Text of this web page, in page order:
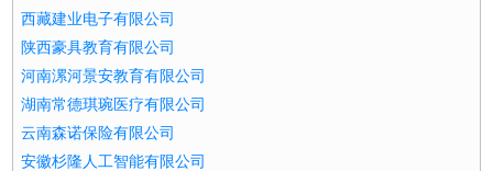
西藏建业电子有限公司
陕西豪具教育有限公司
河南漯河景安教育有限公司
湖南常德琪琬医疗有限公司
云南森诺保险有限公司
安徽杉隆人工智能有限公司